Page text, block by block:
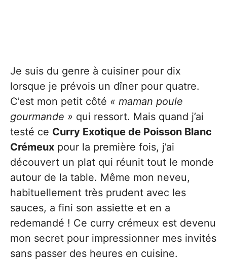
Je suis du genre à cuisiner pour dix
lorsque je prévois un dîner pour quatre.
C’est mon petit côté « maman poule
gourmande » qui ressort. Mais quand j’ai
testé ce Curry Exotique de Poisson Blanc
Crémeux pour la première fois, j’ai
découvert un plat qui réunit tout le monde
autour de la table. Même mon neveu,
habituellement très prudent avec les
sauces, a fini son assiette et en a
redemandé ! Ce curry crémeux est devenu
mon secret pour impressionner mes invités
sans passer des heures en cuisine.